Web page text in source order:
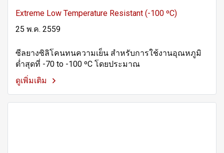
Extreme Low Temperature Resistant (-100 ºC)
25 พ.ค. 2559
ซีลยางซิลิโคนทนความเย็น สำหรับการใช้งานอุณหภูมิ
ต่ำสุดที่ -70 to -100 ºC โดยประมาณ
ดูเพิ่มเติม